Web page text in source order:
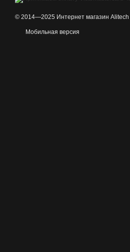
© 2014—2025 Интернет магазин Alitech
Мобильная версия